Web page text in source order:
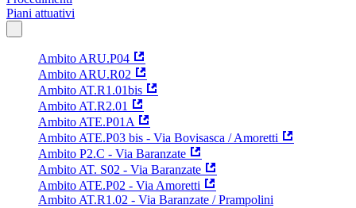
Piani attuativi
Ambito ARU.P04
Ambito ARU.R02
Ambito AT.R1.01bis
Ambito AT.R2.01
Ambito ATE.P01A
Ambito ATE.P03 bis - Via Bovisasca / Amoretti
Ambito P2.C - Via Baranzate
Ambito AT. S02 - Via Baranzate
Ambito ATE.P02 - Via Amoretti
Ambito AT.R1.02 - Via Baranzate / Prampolini